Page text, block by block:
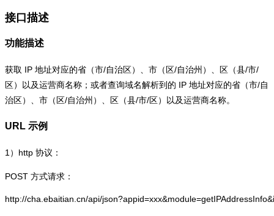
接口描述
功能描述
获取 IP 地址对应的省（市/自治区）、市（区/自治州）、区（县/市/
区）以及运营商名称；或者查询域名解析到的 IP 地址对应的省（市/自
治区）、市（区/自治州）、区（县/市/区）以及运营商名称。
URL 示例
1） http 协议：
POST 方式请求：
http://cha.ebaitian.cn/api/